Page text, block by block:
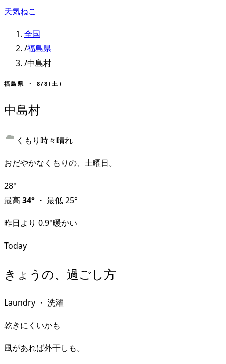
天気ねこ
全国
/福島県
/中島村
福島県 ・ 8/8(土)
中島村
くもり時々晴れ
おだやかなくもりの、土曜日。
28°
最高 34° ・ 最低25°
昨日より 0.9°暖かい
Today
きょうの、過ごし方
Laundry ・ 洗濯
乾きにくいかも
風があれば外干しも。